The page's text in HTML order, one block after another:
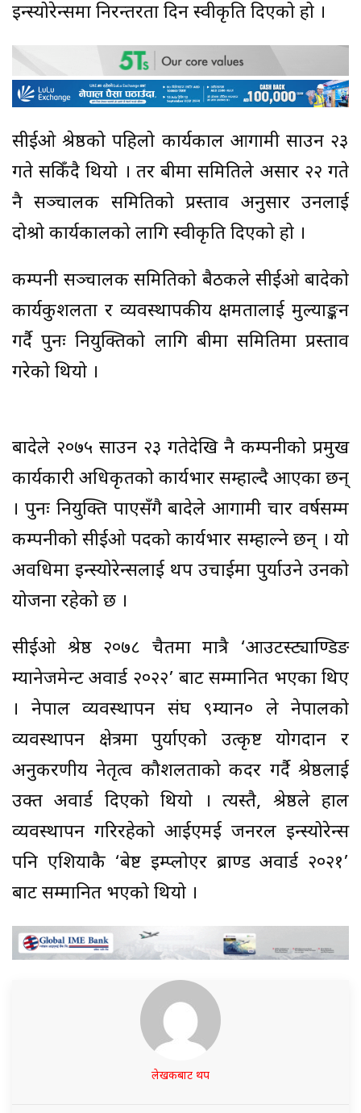
इन्स्योरेन्समा निरन्तरता दिन स्वीकृति दिएको हो ।
सीईओ श्रेष्ठको पहिलो कार्यकाल आगामी साउन २३
गते सकिँदै थियो । तर बीमा समितिले असार २२ गते
नै सञ्चालक समितिको प्रस्ताव अनुसार उनलाई
दोश्रो कार्यकालको लागि स्वीकृति दिएको हो ।
कम्पनी सञ्चालक समितिको बैठकले सीईओ बादेको
कार्यकुशलता र व्यवस्थापकीय क्षमतालाई मुल्याङ्कन
गर्दै पुनः नियुक्तिको लागि बीमा समितिमा प्रस्ताव
गरेको थियो ।
बादेले २०७५ साउन २३ गतेदेखि नै कम्पनीको प्रमुख
कार्यकारी अधिकृतको कार्यभार सम्हाल्दै आएका छन्
। पुनः नियुक्ति पाएसँगै बादेले आगामी चार वर्षसम्म
कम्पनीको सीईओ पदको कार्यभार सम्हाल्ने छन् । यो
अवधिमा इन्स्योरेन्सलाई थप उचाईमा पुर्याउने उनको
योजना रहेको छ ।
सीईओ श्रेष्ठ २०७८ चैतमा मात्रै ‘आउटस्ट्याण्डिङ
म्यानेजमेन्ट अवार्ड २०२२’ बाट सम्मानित भएका थिए
। नेपाल व्यवस्थापन संघ ९म्यान० ले नेपालको
व्यवस्थापन क्षेत्रमा पुर्याएको उत्कृष्ट योगदान र
अनुकरणीय नेतृत्व कौशलताको कदर गर्दै श्रेष्ठलाई
उक्त अवार्ड दिएको थियो । त्यस्तै, श्रेष्ठले हाल
व्यवस्थापन गरिरहेको आईएमई जनरल इन्स्योरेन्स
पनि एशियाकै ‘बेष्ट इम्प्लोएर ब्राण्ड अवार्ड २०२१’
बाट सम्मानित भएको थियो ।
लेखकबाट थप